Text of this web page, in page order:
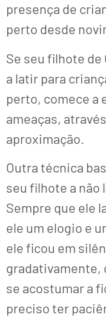
presença de
perto desde
Se seu filhote de
a latir para
perto, comece a
ameaças,
aproximação.
Outra técnica
seu filhote a não
Sempre que ele
ele um elogio e
ele ficou em
gradativamente,
se acostumar a
preciso ter